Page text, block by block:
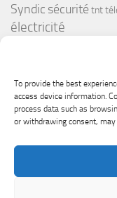
To provide the best
access device information.
process data such as
or withdrawing consent,
Syndic sécurité tnt
électricité